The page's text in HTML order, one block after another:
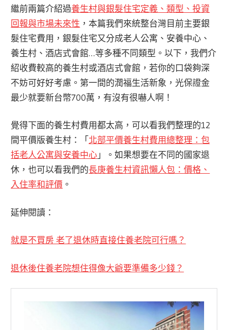
繼前兩篇介紹過養生村與銀髮住宅定義、類型、投資
回報與市場未來性 ，本篇我們來統整台灣目前主要銀
髮住宅費用，銀髮住宅又分成老人公寓、安養中心、
養生村、酒店式會館…等多種不同類型。以下，我們介
紹收費較高的養生村或酒店式會館，若你的口袋夠深
不妨可好好考慮。第一間的潤福生活新象，光保證金
最少就要新台幣700萬，有沒有很嚇人啊！
覺得下面的養生村費用都太高，可以看我們整理的12
間平價版養生村：「北部平價養生村費用總整理：包
括老人公寓與安養中心」。如果想要在不同的國家退
休，也可以看我們的長庚養生村資訊懶人包：價格、
入住率和評價 。
延伸閱讀：
就是不買房 老了退休時直接住養老院可行嗎？
退休後住養老院想住得像大爺要準備多少錢？